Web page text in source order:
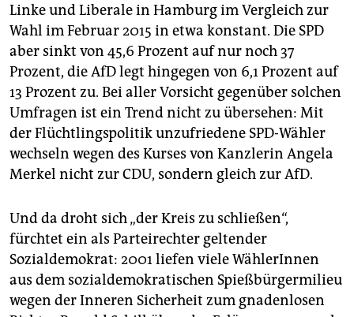
Linke und Liberale in Hamburg im Vergleich zur
Wahl im Februar 2015 in etwa konstant. Die SPD
aber sinkt von 45,6 Prozent auf nur noch 37
Prozent, die AfD legt hingegen von 6,1 Prozent auf
13 Prozent zu. Bei aller Vorsicht gegenüber solchen
Umfragen ist ein Trend nicht zu übersehen: Mit
der Flüchtlingspolitik unzufriedene SPD-Wähler
wechseln wegen des Kurses von Kanzlerin Angela
Merkel nicht zur CDU, sondern gleich zur AfD.
Und da droht sich „der Kreis zu schließen“,
fürchtet ein als Parteirechter geltender
Sozialdemokrat: 2001 liefen viele WählerInnen
aus dem sozialdemokratischen Spießbürgermilieu
wegen der Inneren Sicherheit zum gnadenlosen